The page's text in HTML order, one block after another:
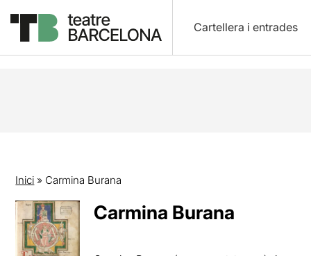
Cartellera i entrades
Inici » Carmina Burana
Carmina Burana